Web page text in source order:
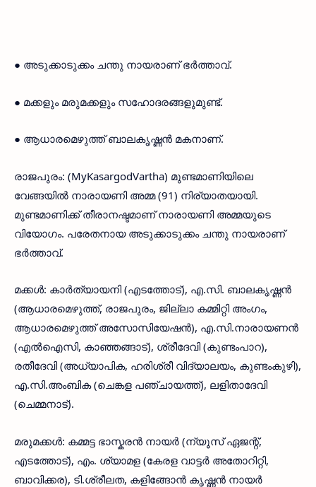
● അടുക്കാടുക്കം ചന്തു നായരാണ് ഭർത്താവ്.
● മക്കളും മരുമക്കളും സഹോദരങ്ങളുമുണ്ട്.
● ആധാരമെഴുത്ത് ബാലകൃഷ്ണൻ മകനാണ്.
രാജപുരം: (MyKasargodVartha) മുണ്ടമാണിയിലെ
വേങ്ങയിൽ നാരായണി അമ്മ (91) നിര്യാതയായി.
മുണ്ടമാണിക്ക് തീരാനഷ്ടമാണ് നാരായണി അമ്മയുടെ
വിയോഗം. പരേതനായ അടുക്കാടുക്കം ചന്തു നായരാണ്
ഭർത്താവ്.
മക്കൾ: കാർത്യായനി (എടത്തോട്), എ.സി. ബാലകൃഷ്ണൻ
(ആധാരമെഴുത്ത്, രാജപുരം, ജില്ലാ കമ്മിറ്റി അംഗം,
ആധാരമെഴുത്ത് അസോസിയേഷൻ), എ.സി.നാരായണൻ
(എൽഐസി, കാഞ്ഞങ്ങാട്), ശ്രീദേവി (കുണ്ടംപാറ),
രതീദേവി (അധ്യാപിക, ഹരിശ്രീ വിദ്യാലയം, കുണ്ടംകുഴി),
എ.സി.അംബിക (ചെങ്കള പഞ്ചായത്ത്), ലളിതാദേവി
(ചെമ്മനാട്).
മരുമക്കൾ: കമ്മട്ട ഭാസ്കരൻ നായർ (ന്യൂസ് ഏജന്റ്,
എടത്തോട്), എം. ശ്യാമള (കേരള വാട്ടർ അതോറിറ്റി,
ബാവിക്കര), ടി.ശ്രീലത, കളിങ്ങോൻ കൃഷ്ണൻ നായർ